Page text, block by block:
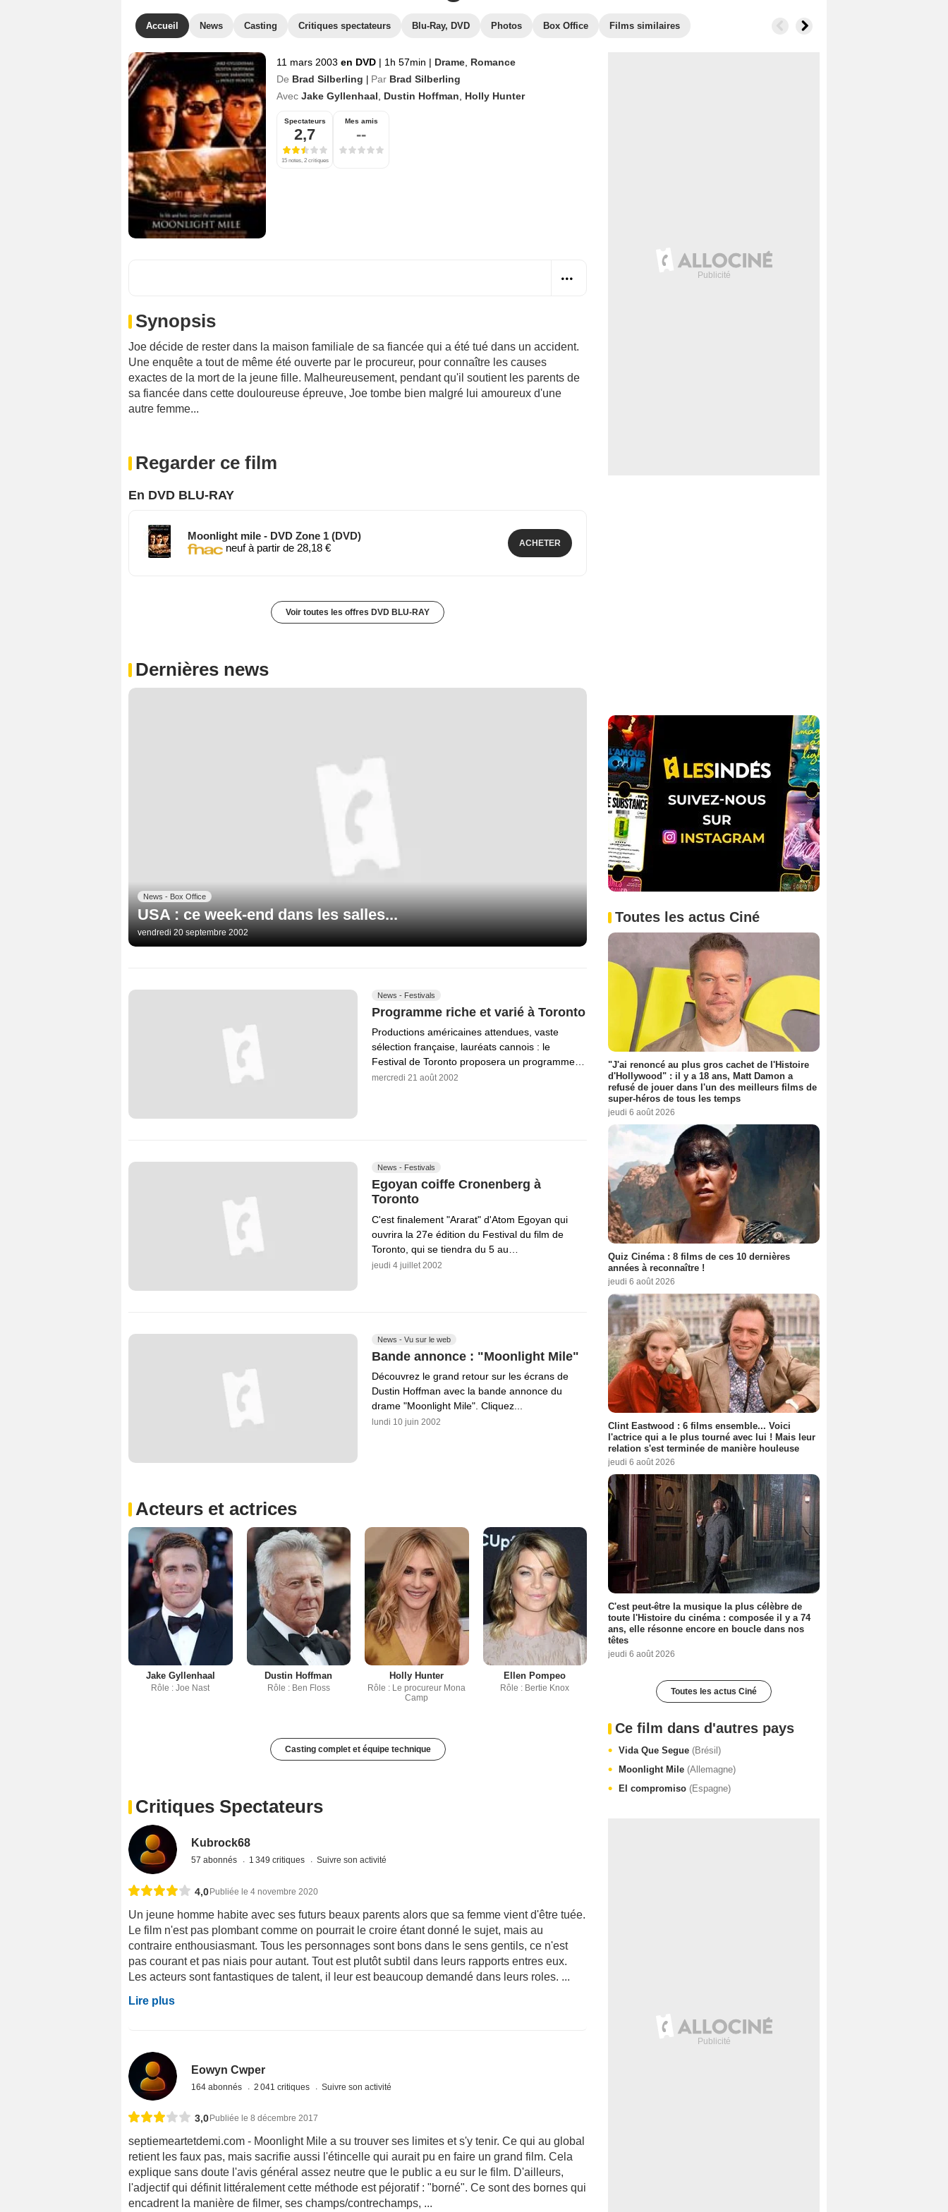
Accueil News Casting Critiques spectateurs Blu-Ray, DVD Photos Box Office Films similaires
11 mars 2003 en DVD | 1h 57min | Drame Romance
De Brad Silberling Par Brad Silberling
Avec Jake Gyllenhaal Dustin Hoffman Holly Hunter
Spectateurs
2,7
15 notes, 2 critiques
Mes amis
--
Synopsis
Joe décide de rester dans la maison familiale de sa fiancée qui a été tué dans un accident.
Une enquête a tout de même été ouverte par le procureur, pour connaître les causes
exactes de la mort de la jeune fille. Malheureusement, pendant qu'il soutient les parents de
sa fiancée dans cette douloureuse épreuve, Joe tombe bien malgré lui amoureux d'une
autre femme...
Regarder ce film
En DVD BLU-RAY
Moonlight mile - DVD Zone 1 (DVD)
neuf à partir de 28,18 €
ACHETER
Voir toutes les offres DVD BLU-RAY
Dernières news
News - Box Office
USA : ce week-end dans les salles...
vendredi 20 septembre 2002
News - Festivals
Programme riche et varié à Toronto
Productions américaines attendues, vaste
sélection française, lauréats cannois : le
Festival de Toronto proposera un programme…
mercredi 21 août 2002
News - Festivals
Egoyan coiffe Cronenberg à
Toronto
C'est finalement "Ararat" d'Atom Egoyan qui
ouvrira la 27e édition du Festival du film de
Toronto, qui se tiendra du 5 au…
jeudi 4 juillet 2002
News - Vu sur le web
Bande annonce : "Moonlight Mile"
Découvrez le grand retour sur les écrans de
Dustin Hoffman avec la bande annonce du
drame "Moonlight Mile". Cliquez...
lundi 10 juin 2002
Acteurs et actrices
Jake Gyllenhaal
Rôle : Joe Nast
Dustin Hoffman
Rôle : Ben Floss
Holly Hunter
Rôle : Le procureur Mona
Camp
Ellen Pompeo
Rôle : Bertie Knox
Casting complet et équipe technique
Critiques Spectateurs
Kubrock68
57 abonnés 1 349 critiques Suivre son activité
4,0Publiée le 4 novembre 2020
Un jeune homme habite avec ses futurs beaux parents alors que sa femme vient d'être tuée.
Le film n'est pas plombant comme on pourrait le croire étant donné le sujet, mais au
contraire enthousiasmant. Tous les personnages sont bons dans le sens gentils, ce n'est
pas courant et pas niais pour autant. Tout est plutôt subtil dans leurs rapports entres eux.
Les acteurs sont fantastiques de talent, il leur est beaucoup demandé dans leurs roles. ...
Lire plus
Eowyn Cwper
164 abonnés 2 041 critiques Suivre son activité
3,0Publiée le 8 décembre 2017
septiemeartetdemi.com - Moonlight Mile a su trouver ses limites et s'y tenir. Ce qui au global
retient les faux pas, mais sacrifie aussi l'étincelle qui aurait pu en faire un grand film. Cela
explique sans doute l'avis général assez neutre que le public a eu sur le film. D'ailleurs,
l'adjectif qui définit littéralement cette méthode est péjoratif : "borné". Ce sont des bornes qui
encadrent la manière de filmer, ses champs/contrechamps, ...
Toutes les actus Ciné
"J'ai renoncé au plus gros cachet de l'Histoire
d'Hollywood" : il y a 18 ans, Matt Damon a
refusé de jouer dans l'un des meilleurs films de
super-héros de tous les temps
jeudi 6 août 2026
Quiz Cinéma : 8 films de ces 10 dernières
années à reconnaître !
jeudi 6 août 2026
Clint Eastwood : 6 films ensemble... Voici
l'actrice qui a le plus tourné avec lui ! Mais leur
relation s'est terminée de manière houleuse
jeudi 6 août 2026
C'est peut-être la musique la plus célèbre de
toute l'Histoire du cinéma : composée il y a 74
ans, elle résonne encore en boucle dans nos
têtes
jeudi 6 août 2026
Toutes les actus Ciné
Ce film dans d'autres pays
Vida Que Segue (Brésil)
Moonlight Mile (Allemagne)
El compromiso (Espagne)